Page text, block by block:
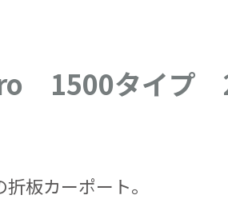
1500タイプ
板カーポート。